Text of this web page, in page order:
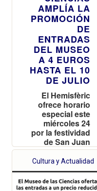
AMPLÍA LA
PROMOCIÓN
DE
ENTRADAS
DEL MUSEO
A 4 EUROS
HASTA EL 10
DE JULIO
El Hemisfèric
ofrece horario
especial este
miércoles 24
por la festividad
de San Juan
con sesiones
hasta las 20
horas
Cultura y Actualidad